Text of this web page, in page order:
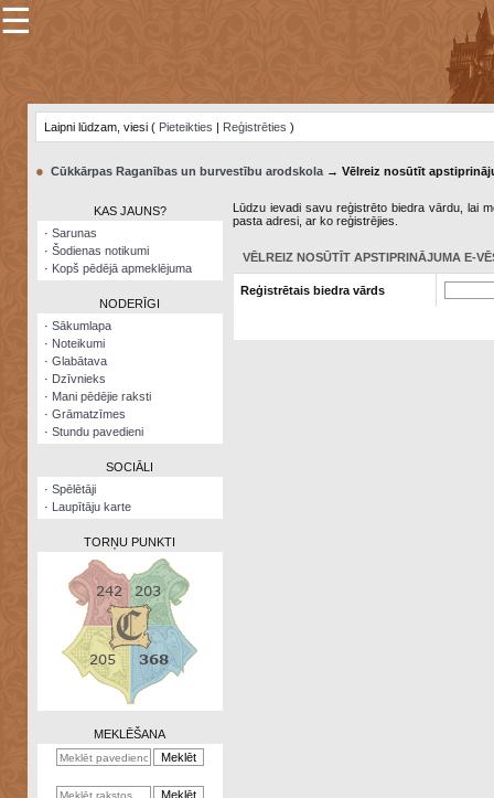
×
Šodienas
notikumi
Visatcera
almanahs
Arhīvs
Zināšanu
☰
Laipni lūdzam, viesi ( Pieteikties | Reģistrēties )
● Cūkkārpas Raganības un burvestību arodskola→ Vēlreiz nosūtīt
KAS JAUNS?
· Sarunas
· Šodienas notikumi
· Kopš pēdējā apmeklējuma
NODERĪGI
· Sākumlapa
· Noteikumi
· Glabātava
· Dzīvnieks
· Mani pēdējie raksti
· Grāmatzīmes
· Stundu pavedieni
SOCIĀLI
· Spēlētāji
· Laupītāju karte
TORŅU PUNKTI
MEKLĒŠANA
Lūdzu ievadi savu reģistrēto biedra vārdu, lai
pasta adresi, ar ko reģistrējies.
VĒLREIZ NOSŪTĪT APSTIPRINĀJUMA E-
Reģistrētais biedra vārds